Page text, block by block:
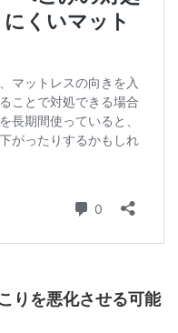
りを悪化させる可能